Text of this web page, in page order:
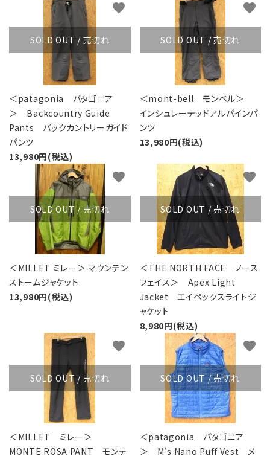
SOLD OUT / 売切れ
＜patagonia パタゴニア
＞ Backcountry Guide
Pants バックカントリーガイド
パンツ
13,980円(税込)
favorite
SOLD OUT / 売切れ
＜mont-bell モンベル＞
インシュレーテッドアルパインパ
ンツ
13,980円(税込)
favorite
SOLD OUT / 売切れ
＜MILLET ミレー＞ マウンテン
ストームジャケット
13,980円(税込)
favorite
SOLD OUT / 売切れ
＜THE NORTH FACE ノース
フェイス＞ Apex Light
Jacket エイペックスライトジ
ャケット
8,980円(税込)
favorite
SOLD OUT / 売切れ
＜MILLET ミレー＞
MONTE ROSA PANT モンテ
favorite
SOLD OUT / 売切れ
＜patagonia パタゴニア
＞ M's Nano Puff Vest メ
favorite